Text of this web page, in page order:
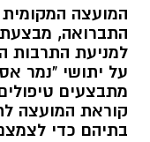
המועצה
התברואה, מבצעת
למניעת התרבות
על יתושי "נמר
מתבצעים
קוראת המועצה
בתיהם כדי